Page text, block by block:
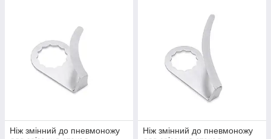
Ніж змінний до пневмоножу
Ніж змінний до пневмоножу